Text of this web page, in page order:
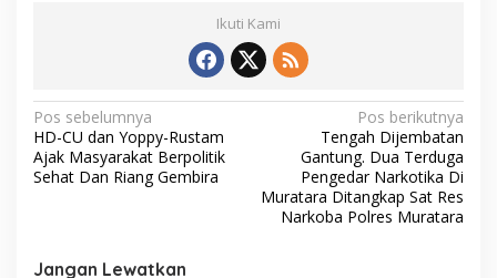
Ikuti Kami
N
a
v
Pos sebelumnya
HD-CU dan Yoppy-Rustam
Ajak Masyarakat Berpolitik
Sehat Dan Riang Gembira
Pos berikutnya
Tengah Dijembatan
Gantung. Dua Terduga
Pengedar Narkotika Di
Muratara Ditangkap Sat Res
Narkoba Polres Muratara
Jangan Lewatkan